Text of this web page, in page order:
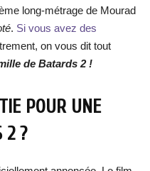
long-métrage de Mourad
. Si vous avez des
on vous dit tout
de Batards 2 !
POUR UNE
2 ?